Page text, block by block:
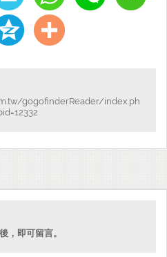
gogofinderReader/index.ph
，即可留言。